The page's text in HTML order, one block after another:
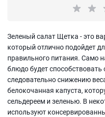
Зеленый салат Щетка - это
который отлично подойдет
правильного питания. Само
блюдо будет
следовательно снижению
белокочанная капуста,
сельдереем и зеленью. В
используют